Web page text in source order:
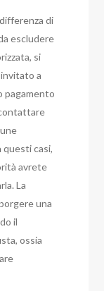
di
escludere
si
a
pagamento
questi casi,
avrete
La
una
il
ossia